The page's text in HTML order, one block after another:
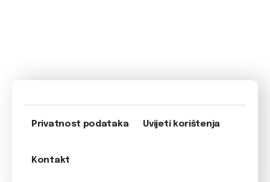
Privatnost podataka Uvijeti korištenja
Kontakt